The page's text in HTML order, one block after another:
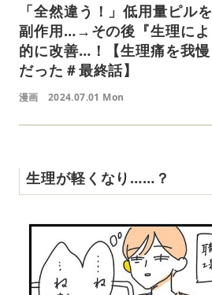
「全然違う！」低用量ピル
副作用…→その後『生理によ
的に改善…！【生理痛を我
だった＃最終話】
漫画 2024.07.01 Mon
生理が軽くなり……？